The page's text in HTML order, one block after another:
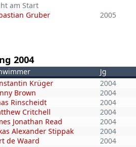
am Start
Gruber
2005
2004
Jg
Krüger
2004
Brown
2004
Rinscheidt
2004
Critchell
2004
Jonathan Read
2004
Alexander Stippak
2004
de Waard
2004